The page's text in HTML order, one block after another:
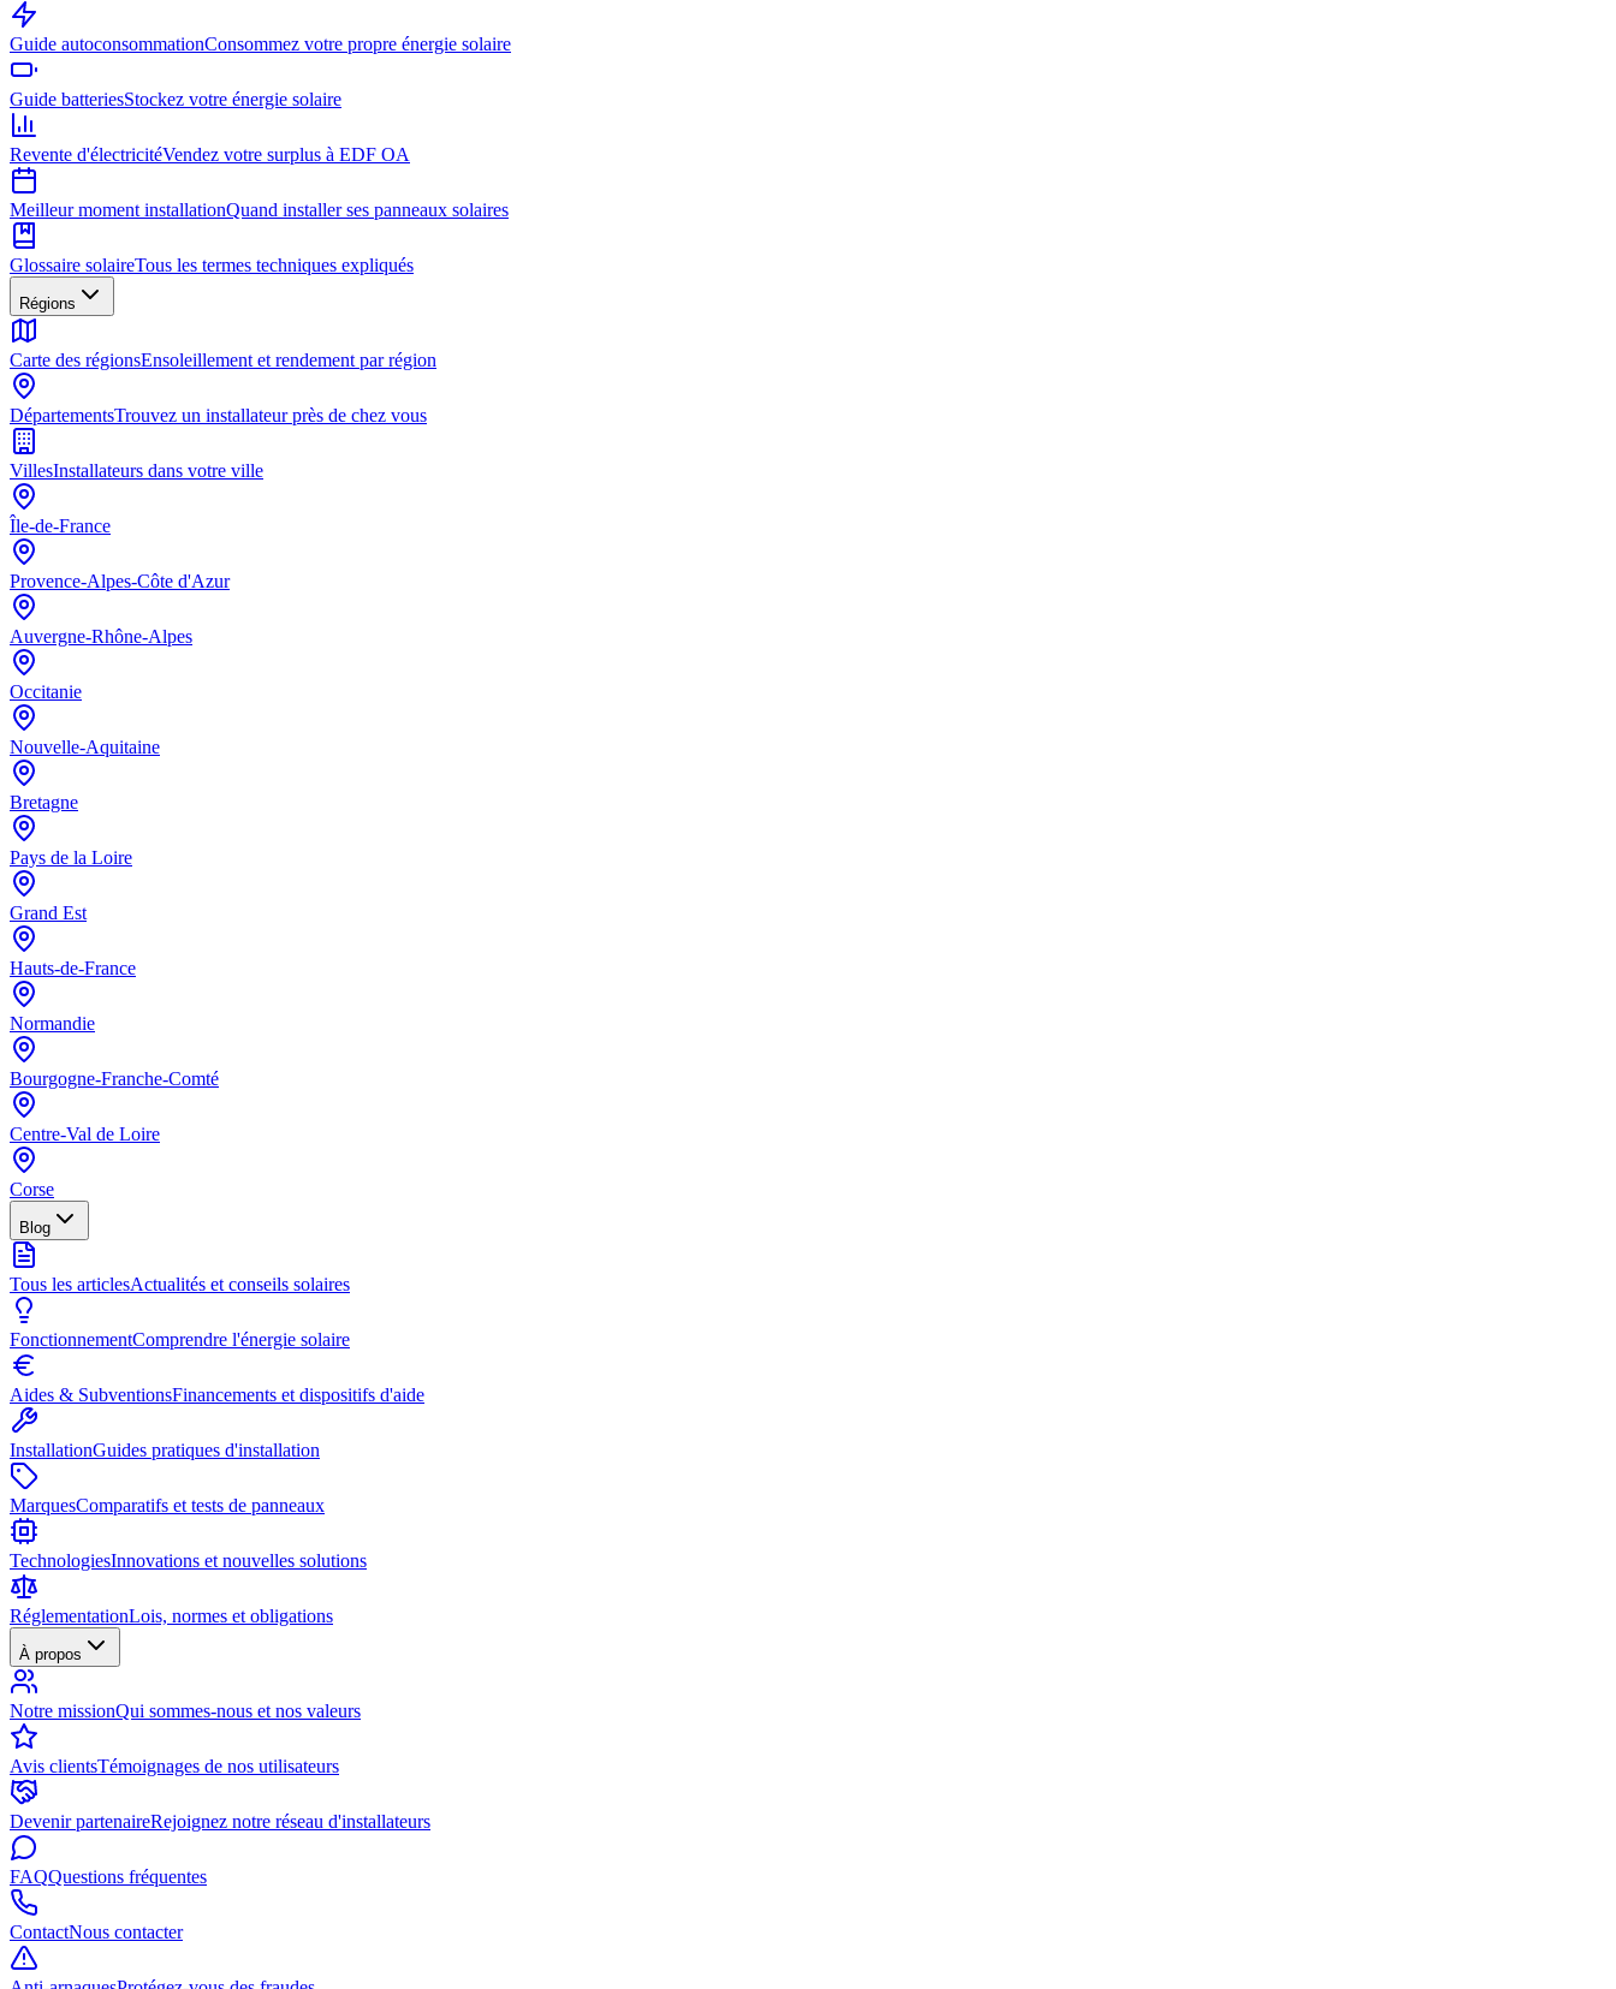
Guide autoconsommationConsommez votre propre énergie solaire
Guide batteriesStockez votre énergie solaire
Revente d'électricitéVendez votre surplus à EDF OA
Meilleur moment installationQuand installer ses panneaux solaires
Glossaire solaireTous les termes techniques expliqués
Régions
Carte des régionsEnsoleillement et rendement par région
DépartementsTrouvez un installateur près de chez vous
VillesInstallateurs dans votre ville
Île-de-France
Provence-Alpes-Côte d'Azur
Auvergne-Rhône-Alpes
Occitanie
Nouvelle-Aquitaine
Bretagne
Pays de la Loire
Grand Est
Hauts-de-France
Normandie
Bourgogne-Franche-Comté
Centre-Val de Loire
Corse
Blog
Tous les articlesActualités et conseils solaires
FonctionnementComprendre l'énergie solaire
Aides & SubventionsFinancements et dispositifs d'aide
InstallationGuides pratiques d'installation
MarquesComparatifs et tests de panneaux
TechnologiesInnovations et nouvelles solutions
RéglementationLois, normes et obligations
À propos
Notre missionQui sommes-nous et nos valeurs
Avis clientsTémoignages de nos utilisateurs
Devenir partenaireRejoignez notre réseau d'installateurs
FAQQuestions fréquentes
ContactNous contacter